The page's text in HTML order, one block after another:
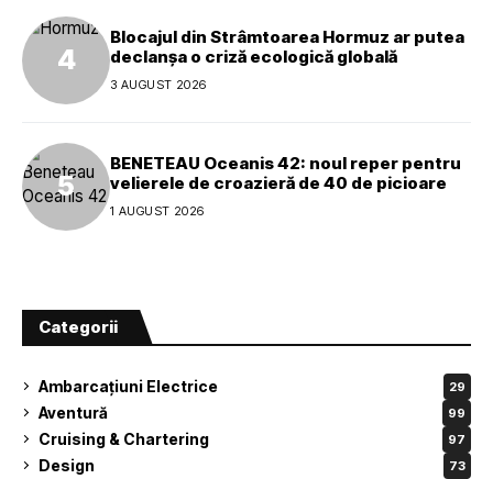
Blocajul din Strâmtoarea Hormuz ar putea
declanșa o criză ecologică globală
3 AUGUST 2026
BENETEAU Oceanis 42: noul reper pentru
velierele de croazieră de 40 de picioare
1 AUGUST 2026
Categorii
Ambarcațiuni Electrice 29
Aventură 99
Cruising & Chartering 97
Design 73